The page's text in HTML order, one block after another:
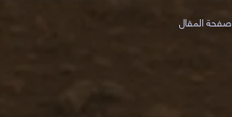
صفحة المقال